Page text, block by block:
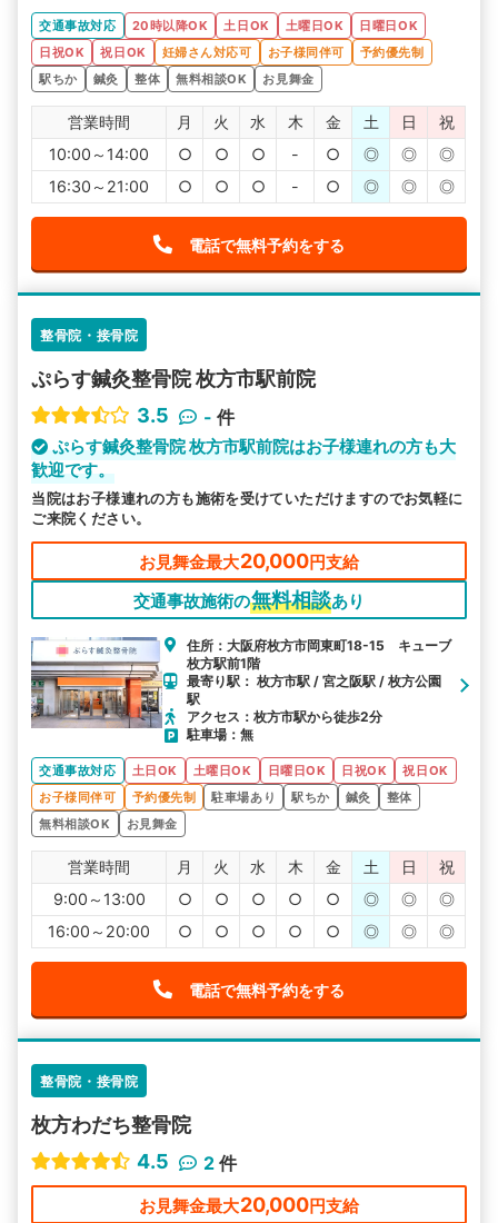
交通事故対応 20時以降OK 土日OK 土曜日OK
日曜日OK
日祝OK
祝日OK 妊婦さん対応可 お子様同伴可
予約優先制
駅ちか
鍼灸 整体 無料相談OK お見舞金
営業時間 月 火 水 木 金 土 日
祝
10:00～14:00
○ ○ ○ - ○ ◎ ◎
◎
16:30～21:00
○ ○ ○ - ○ ◎ ◎ ◎
電話で無料予約をする
整骨院・接骨院
ぷらす鍼灸整骨院 枚方市駅前院
3.5
- 件
ぷらす鍼灸整骨院 枚方市駅前院はお子様連れの方も大
歓迎です。
当院はお子様連れの方も施術を受けていただけますのでお気軽に
ご来院ください。
お見舞金最大20,000円支給
交通事故施術の無料相談あり
住所：大阪府枚方市岡東町18-15 キューブ
枚方駅前1階
最寄り駅： 枚方市駅 / 宮之阪駅 / 枚方公園
駅
アクセス：枚方市駅から徒歩2分
駐車場：無
交通事故対応 土日OK 土曜日OK 日曜日OK 日祝OK
祝日OK
お子様同伴可
予約優先制 駐車場あり 駅ちか 鍼灸
整体
無料相談OK
お見舞金
営業時間 月 火 水 木 金 土 日
祝
9:00～13:00
○ ○ ○ ○ ○ ◎ ◎
◎
16:00～20:00
○ ○ ○ ○ ○ ◎ ◎ ◎
電話で無料予約をする
整骨院・接骨院
枚方わだち整骨院
4.5
2 件
お見舞金最大20,000円支給